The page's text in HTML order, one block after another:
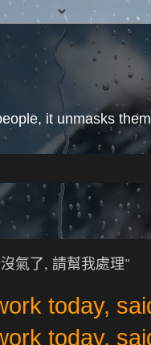
it unmasks
氣了, 請幫我處理"
today,
today,